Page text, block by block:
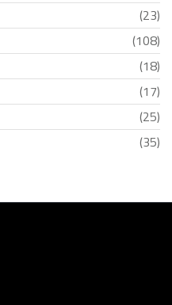
(23)
(108)
(18)
(17)
(25)
(35)